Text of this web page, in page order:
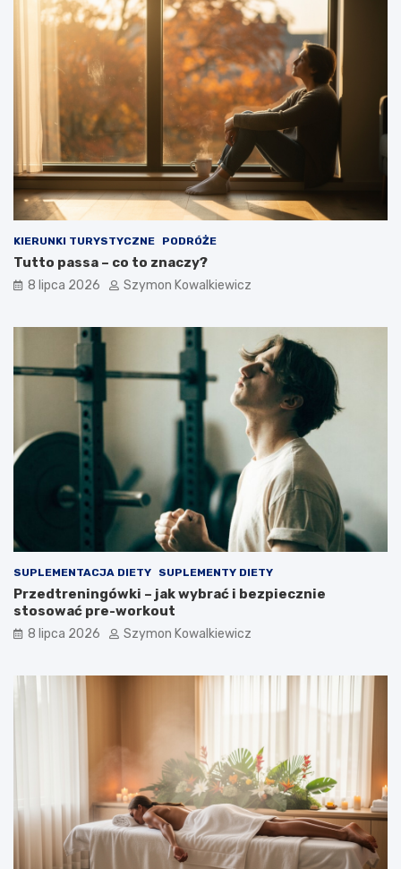
KIERUNKI TURYSTYCZNE PODRÓŻE
Tutto passa – co to znaczy?
8 lipca 2026 Szymon Kowalkiewicz
SUPLEMENTACJA DIETY SUPLEMENTY DIETY
Przedtreningówki – jak wybrać i bezpiecznie
stosować pre-workout
8 lipca 2026 Szymon Kowalkiewicz